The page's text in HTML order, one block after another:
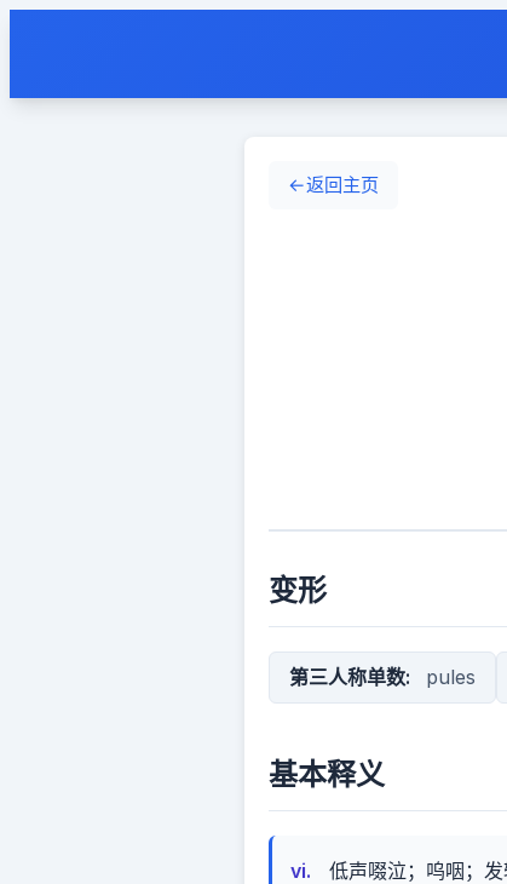
←返回主页
变形
第三人称单数: pules
基本释义
vi. 低声啜泣；呜咽；